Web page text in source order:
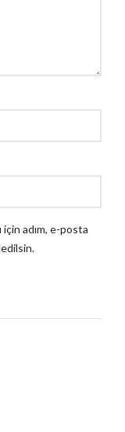
için adım, e-posta